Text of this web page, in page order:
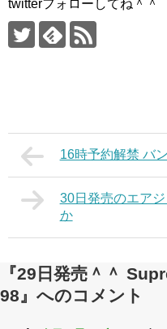
twitterフォローしてね＾＾
16時予約解禁 バ
30日発売のエア
か
『29日発売＾＾
98』へのコメント